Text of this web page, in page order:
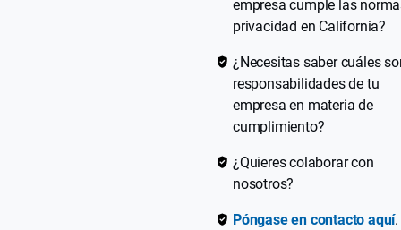
empresa cumple las
privacidad en California?
¿Necesitas saber cuáles
responsabilidades de tu
empresa en materia de
cumplimiento?
¿Quieres colaborar con
nosotros?
Póngase en contacto aquí.